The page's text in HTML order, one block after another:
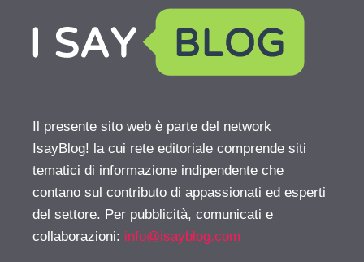
Il presente sito web è parte del network
IsayBlog! la cui rete editoriale comprende siti
tematici di informazione indipendente che
contano sul contributo di appassionati ed esperti
del settore. Per pubblicità, comunicati e
collaborazioni: info@isayblog.com